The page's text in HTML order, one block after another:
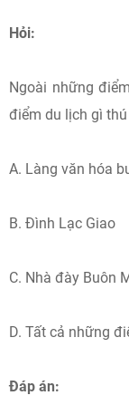
Hỏi:
Ngoài những
điểm du lịch gì thú
A. Làng văn hóa
B. Đình Lạc Giao
C. Nhà đày Buôn
D. Tất cả những
Đáp án: